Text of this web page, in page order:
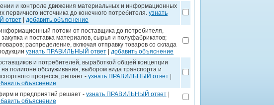
и контроле движения материальных и информационных
первичного источника до конечного потребителя. узнать
ответ
добавить объяснение
потоки от поставщика до потребителя,
и поставка материалов, сырья и полуфабрикатов;
распределение, включая отправку товаров со склада
узнать ПРАВИЛЬНЫЙ ответ добавить объяснение
и потребителей, выработкой общей концепции
полигоне обслуживания, выбором вида транспорта и
процесса, решает - узнать ПРАВИЛЬНЫЙ ответ|
объяснение
и предприятий решает - узнать ПРАВИЛЬНЫЙ ответ|
объяснение